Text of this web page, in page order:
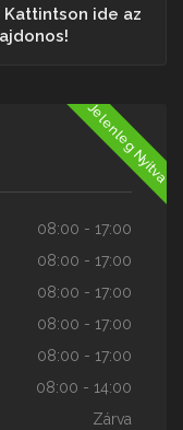
ide az
Jelenleg Nyitva
08:00 - 17:00
08:00 - 17:00
08:00 - 17:00
08:00 - 17:00
08:00 - 17:00
08:00 - 14:00
Zárva